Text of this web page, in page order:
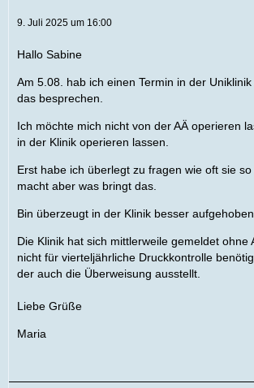
9. Juli 2025 um 16:00
Hallo Sabine
Am 5.08. hab ich einen Termin in der
das besprechen.
Ich möchte mich nicht von der AÄ operieren
in der Klinik operieren lassen.
Erst habe ich überlegt zu fragen wie oft sie
macht aber was bringt das.
Bin überzeugt in der Klinik besser
Die Klinik hat sich mittlerweile gemeldet ohne
nicht für vierteljährliche Druckkontrolle
der auch die Überweisung ausstellt.
Liebe Grüße
Maria